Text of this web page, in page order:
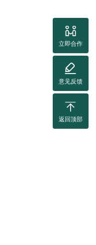
立即合作
意见反馈
返回顶部